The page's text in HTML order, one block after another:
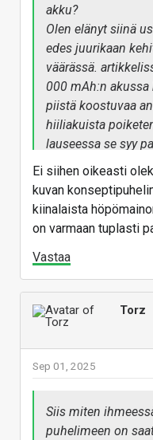
akku?
Olen elänyt siinä
edes juurikaan
väärässä.
000 mAh:n akussa
piistä koostuvaa
hiiliakuista
lauseessa se syy
ihan
Tässä vaiheessa
tuleeko näitä
spekseillä.
Ei siihen oikeasti
kuvan
kiinalaista
on varmaan tuplasti
Vastaa
Torz
Sep 01, 2025
Siis miten
puhelimeen on